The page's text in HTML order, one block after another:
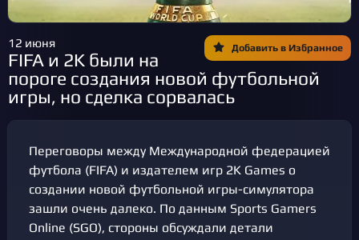
Добавить в Избранное
12 июня
FIFA и 2K были на
пороге создания новой футбольной
игры, но сделка сорвалась
Переговоры между Международной федерацией
футбола (FIFA) и издателем игр 2K Games о
создании новой футбольной игры-симулятора
зашли очень далеко. По данным Sports Gamers
Online (SGO), стороны обсуждали детали